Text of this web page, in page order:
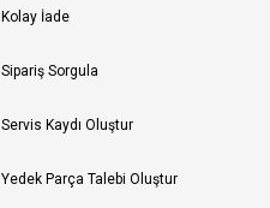
Kolay İade
Sipariş Sorgula
Servis Kaydı Oluştur
Yedek Parça Talebi Oluştur